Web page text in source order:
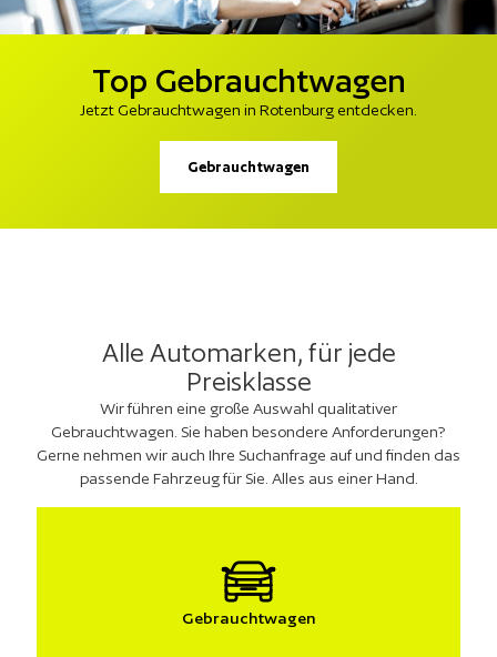
Top Gebrauchtwagen
Jetzt Gebrauchtwagen in Rotenburg entdecken.
Gebrauchtwagen
Alle Automarken, für jede
Preisklasse
Wir führen eine große Auswahl qualitativer
Gebrauchtwagen. Sie haben besondere Anforderungen?
Gerne nehmen wir auch Ihre Suchanfrage auf und finden das
passende Fahrzeug für Sie. Alles aus einer Hand.
Gebrauchtwagen